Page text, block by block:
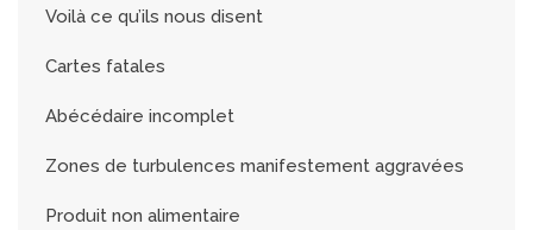
Voilà ce qu’ils nous disent
Cartes fatales
Abécédaire incomplet
Zones de turbulences manifestement aggravées
Produit non alimentaire